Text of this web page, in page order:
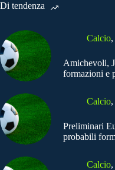
Di tendenza
Calcio,
Amichevoli,
formazioni e
Calcio,
Preliminari
probabili
Calcio,